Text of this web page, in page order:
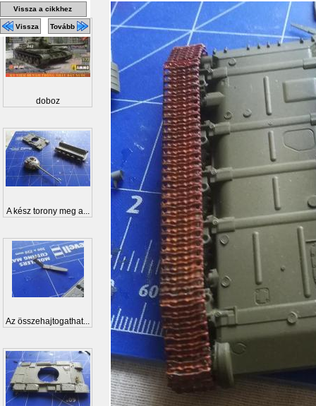
Vissza a cikkhez
Vissza Tovább
doboz
A kész torony meg a...
Az összehajtogathat...